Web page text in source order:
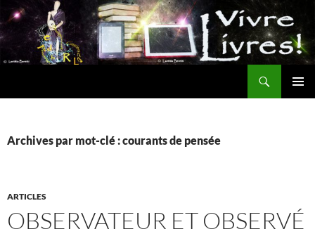
Aller
au
contenu
Archives par mot-clé : courants de pensée
ARTICLES
OBSERVATEUR ET OBSERVÉ